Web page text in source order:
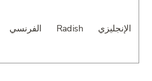
الإنجليزي Radish الفرنسي